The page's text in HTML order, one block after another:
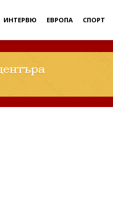
ИНТЕРВЮ ЕВРОПА СПОРТ